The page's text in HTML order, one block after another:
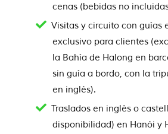
cenas (bebidas no
Visitas y circuito con guías
exclusivo para clientes
la Bahía de Halong en
sin guía a bordo, con la
en inglés).
Traslados en inglés o
disponibilidad) en Hanói y